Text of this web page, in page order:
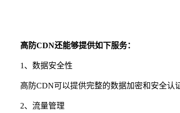
高防CDN还能够提供如下服务：
1、数据安全性
高防CDN可以提供完整的数据加密和安全认证
2、流量管理